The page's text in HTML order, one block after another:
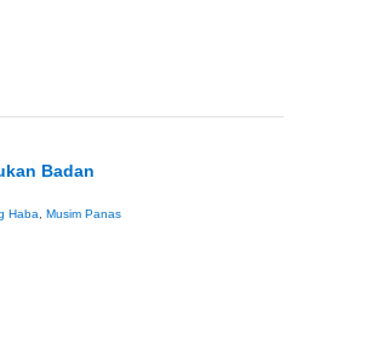
Badan
Haba Musim Panas